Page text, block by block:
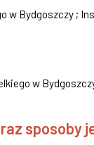
w Bydgoszczy ;
w
sposoby